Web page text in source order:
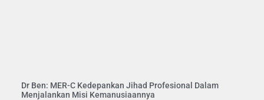
Dr Ben: MER-C Kedepankan Jihad Profesional Dalam
Menjalankan Misi Kemanusiaannya